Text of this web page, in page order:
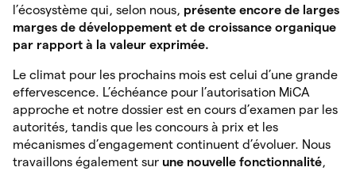
l’écosystème qui, selon nous, présente encore de larges
marges de développement et de croissance organique
par rapport à la valeur exprimée.
Le climat pour les prochains mois est celui d’une grande
effervescence. L’échéance pour l’autorisation MiCA
approche et notre dossier est en cours d’examen par les
autorités, tandis que les concours à prix et les
mécanismes d’engagement continuent d’évoluer. Nous
travaillons également sur une nouvelle fonctionnalité,